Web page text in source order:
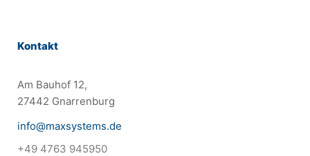
Kontakt
Am Bauhof 12,
27442 Gnarrenburg
info@maxsystems.de
+49 4763 945950